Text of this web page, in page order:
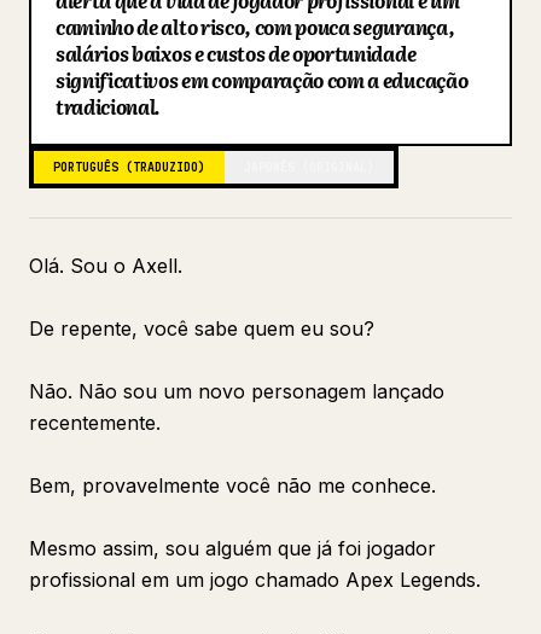
Blogue
Atualizações
caminho de alto risco, com pouca segurança,
salários baixos e custos de oportunidade
significativos em comparação com a educação
tradicional.
PORTUGUÊS (TRADUZIDO)
Olá. Sou o Axell.
De repente, você sabe quem eu sou?
Não. Não sou um novo personagem lançado
recentemente.
Bem, provavelmente você não me conhece.
Mesmo assim, sou alguém que já foi jogador
profissional em um jogo chamado Apex Legends.